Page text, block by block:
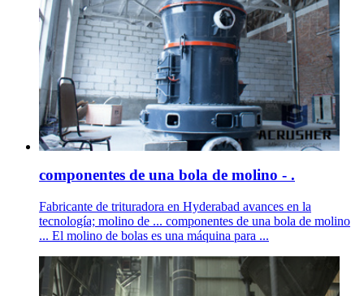
componentes de una bola de molino - .
Fabricante de trituradora en Hyderabad avances en la
tecnología; molino de ... componentes de una bola de molino
... El molino de bolas es una máquina para ...